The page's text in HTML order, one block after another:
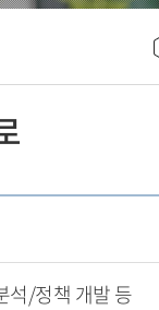
석/정책 개발 등